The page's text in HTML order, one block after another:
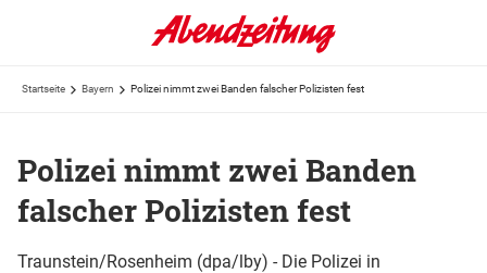
Startseite Bayern Polizei nimmt zwei Banden falscher Polizisten fest
Polizei nimmt zwei Banden
falscher Polizisten fest
Traunstein/Rosenheim (dpa/lby) - Die Polizei in